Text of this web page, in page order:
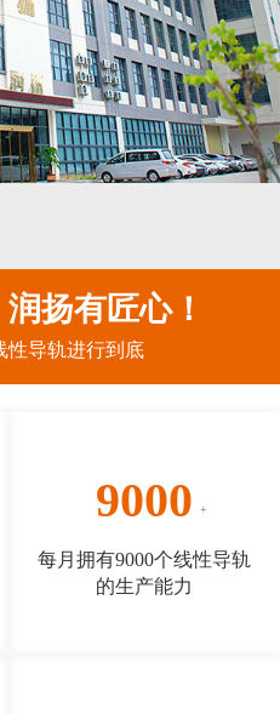
扬有匠心！
性导轨进行到底
9000
每月拥有9000个线性导轨
的生产能力